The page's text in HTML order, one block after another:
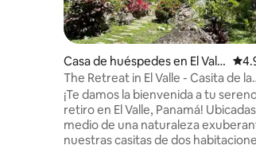
Casa de huéspedes en El Valle
de Antón
The Retreat in El Valle - Casita de la
Montaña
¡Te damos la bienvenida a tu
retiro en El Valle, Panamá!
medio de una naturaleza
nuestras casitas de dos